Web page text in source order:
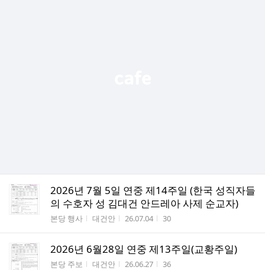
2026년 7월 5일 연중 제14주일 (한국 성직자들
의 수호자 성 김대건 안드레아 사제 순교자)
게시판명
본당 행사 작성자
대건안 작성시간
26.07.04 조회수
30
2026년 6월28일 연중 제13주일(교황주일)
게시판명
본당 주보 작성자
대건안 작성시간
26.06.27 조회수
36